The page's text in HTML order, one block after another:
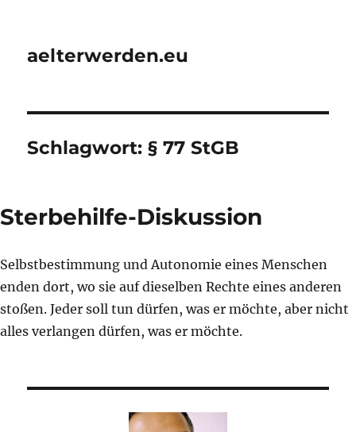
aelterwerden.eu
Schlagwort:§ 77 StGB
Sterbehilfe-Diskussion
Selbstbestimmung und Autonomie eines Menschen
enden dort, wo sie auf dieselben Rechte eines anderen
stoßen. Jeder soll tun dürfen, was er möchte, aber nicht
alles verlangen dürfen, was er möchte.